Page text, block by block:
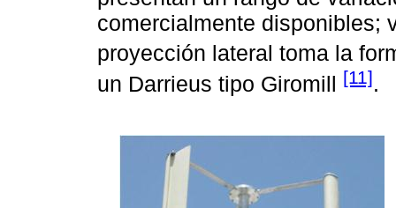
comercialmente disponibles;
proyección lateral toma la
un Darrieus tipo Giromill [11].